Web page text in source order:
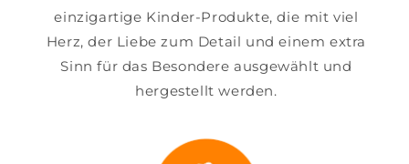
einzigartige Kinder-Produkte, die mit viel
Herz, der Liebe zum Detail und einem extra
Sinn für das Besondere ausgewählt und
hergestellt werden.